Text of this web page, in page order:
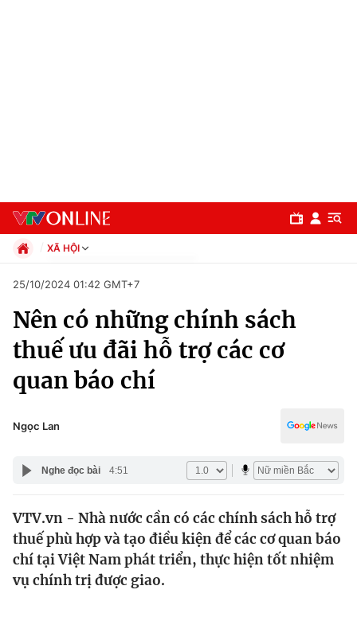
Chuyên mục
Chính trị
Thế giới
Tin tức
Kinh tế
XÃ HỘI
Xã hội
Pháp luật
Kinh tế
Thể thao
Truyền hình
Giáo dục
25/10/2024 01:42 GMT+7
Nên có những chính sách
thuế ưu đãi hỗ trợ các cơ
quan báo chí
Ngọc Lan
Nghe đọc bài 4:51
VTV.vn - Nhà nước cần có các chính sách hỗ trợ
thuế phù hợp và tạo điều kiện để các cơ quan báo
chí tại Việt Nam phát triển, thực hiện tốt nhiệm
vụ chính trị được giao.